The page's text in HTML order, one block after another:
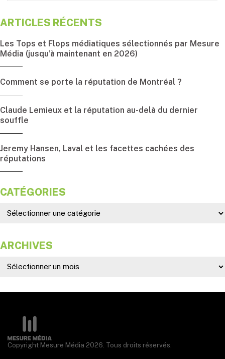
ARTICLES RÉCENTS
Les Tops et Flops médiatiques sélectionnés par Mesure
Média (jusqu’à maintenant en 2026)
Comment se porte la réputation de Montréal ?
Claude Lemieux et la réputation au-delà du dernier
souffle
Jeremy Hansen, Laval et les facettes cachées des
réputations
CATÉGORIES
ARCHIVES
Copyright Mesure Média 2026. Tous droits réservés.